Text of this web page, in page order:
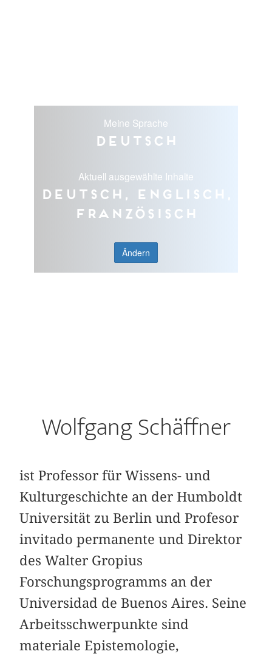
Meine Sprache
Deutsch
Aktuell ausgewählte Inhalte
Deutsch, Englisch,
Französisch
Ändern
Wolfgang Schäffner
ist Professor für Wissens- und
Kulturgeschichte an der Humboldt
Universität zu Berlin und Profesor
invitado permanente und Direktor
des Walter Gropius
Forschungsprogramms an der
Universidad de Buenos Aires. Seine
Arbeitsschwerpunkte sind
materiale Epistemologie,